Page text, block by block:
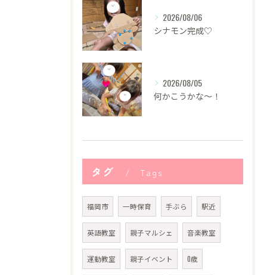
2026/08/06
シナモン完成♡
2026/08/05
何かこうかな〜！
タグ Tags
福岡市 一時保育 手ぶら 駅近
英語教室 親子マルシェ 音楽教室
運動教室 親子イベント 0歳